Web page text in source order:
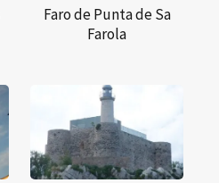
Faro de Punta de Sa
Farola